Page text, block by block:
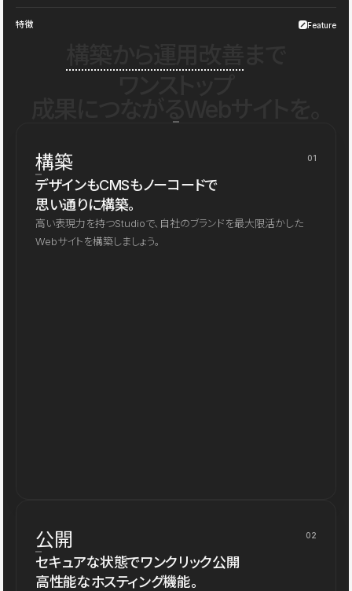
特徴 Feature
構築 01
デザインもCMSもノーコードで
思い通りに構築。
高い表現力を持つStudioで、自社のブランドを最大限活かした
Webサイトを構築しましょう。
公開 02
セキュアな状態でワンクリック公開
高性能なホスティング機能。